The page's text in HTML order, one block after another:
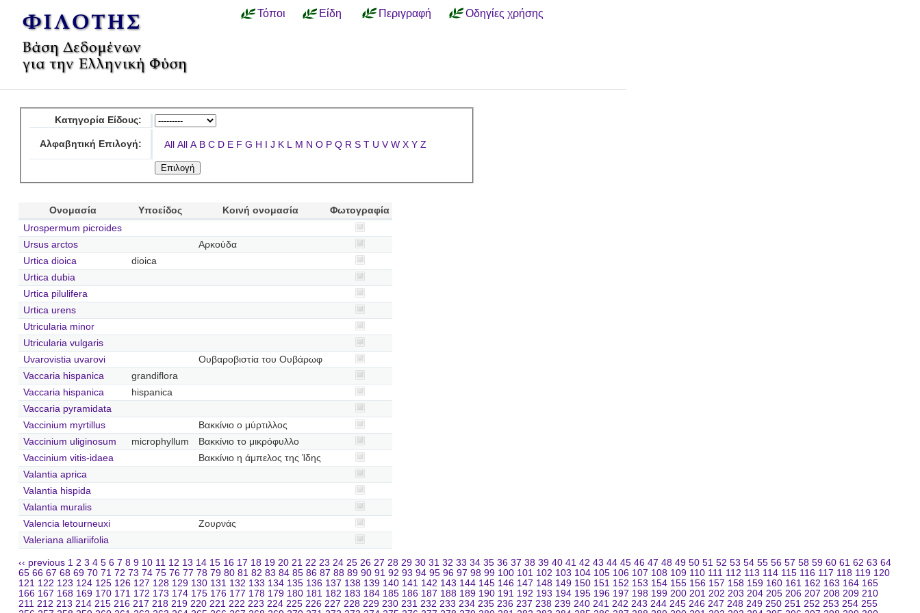
Τόποι Είδη Περιγραφή Οδηγίες χρήσης
Κατηγορία Είδους:
Αλφαβητική Επιλογή: All All A B C D E F G H I J K L M N O P Q R S T U V W X Y Z
Ονομασία Υποείδος Κοινή ονομασία
Φωτογραφία
Urospermum picroides
Ursus arctos
Αρκούδα
Urtica dioica
dioica
Urtica dubia
Urtica pilulifera
Urtica urens
Utricularia minor
Utricularia vulgaris
Uvarovistia uvarovi
Ουβαροβιστία του Ουβάρωφ
Vaccaria hispanica
grandiflora
Vaccaria hispanica
hispanica
Vaccaria pyramidata
Vaccinium myrtillus
Βακκίνιο ο μύρτιλλος
Vaccinium uliginosum
microphyllum
Βακκίνιο το μικρόφυλλο
Vaccinium vitis-idaea
Βακκίνιο η άμπελος της Ίδης
Valantia aprica
Valantia hispida
Valantia muralis
Valencia letourneuxi
Ζουρνάς
Valeriana alliariifolia
‹‹ previous 1 2 3 4 5 6 7 8 9 10 11 12 13 14 15 16 17 18 19 20 21 22 23 24 25 26 27 28 29 30 31 32 33 34 35 36 37 38 39 40 41 42 43 44 45 46 47 48 49 50 51 52 53 54 55 56 57 58 59 60 61 62 63 64
65 66 67 68 69 70 71 72 73 74 75 76 77 78 79 80 81 82 83 84 85 86 87 88 89 90 91 92 93 94 95 96 97 98 99 100 101 102 103 104 105 106 107 108 109 110 111 112 113 114 115 116 117 118 119 120
121 122 123 124 125 126 127 128 129 130 131 132 133 134 135 136 137 138 139 140 141 142 143 144 145 146 147 148 149 150 151 152 153 154 155 156 157 158 159 160 161 162 163 164 165
166 167 168 169 170 171 172 173 174 175 176 177 178 179 180 181 182 183 184 185 186 187 188 189 190 191 192 193 194 195 196 197 198 199 200 201 202 203 204 205 206 207 208 209 210
211 212 213 214 215 216 217 218 219 220 221 222 223 224 225 226 227 228 229 230 231 232 233 234 235 236 237 238 239 240 241 242 243 244 245 246 247 248 249 250 251 252 253 254 255